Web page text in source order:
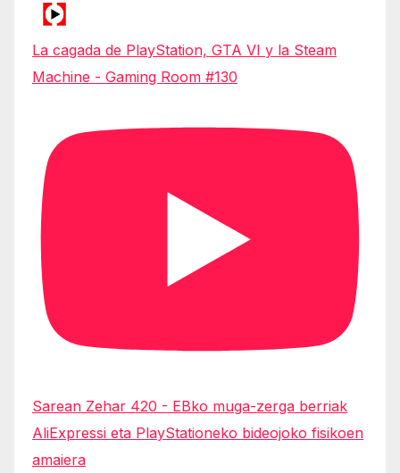
La cagada de PlayStation, GTA VI y la Steam
Machine - Gaming Room #130
Sarean Zehar 420 - EBko muga-zerga berriak
AliExpressi eta PlayStationeko bideojoko fisikoen
amaiera